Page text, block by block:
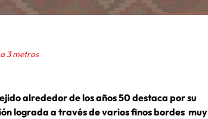
3 metros
alrededor de los años 50 destaca por su
lograda a través de varios finos bordes muy